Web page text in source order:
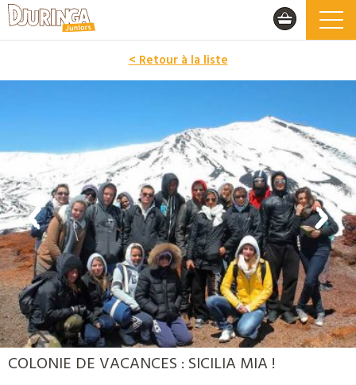
< Retour à la liste
PROMO
COLONIE DE VACANCES : SICILIA MIA !